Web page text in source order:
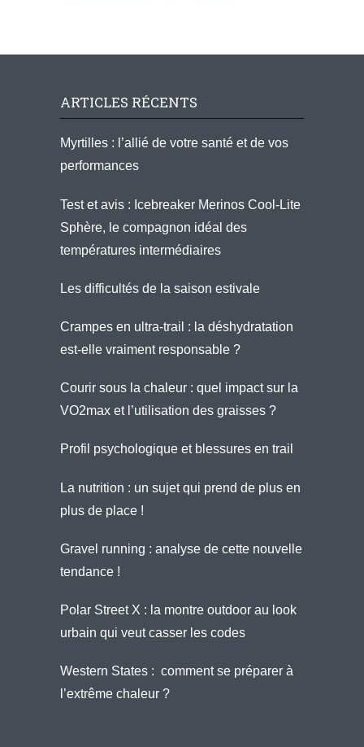
ARTICLES RÉCENTS
Myrtilles : l’allié de votre santé et de vos
performances
Test et avis : Icebreaker Merinos Cool-Lite
Sphère, le compagnon idéal des
températures intermédiaires
Les difficultés de la saison estivale
Crampes en ultra-trail : la déshydratation
est-elle vraiment responsable ?
Courir sous la chaleur : quel impact sur la
VO2max et l’utilisation des graisses ?
Profil psychologique et blessures en trail
La nutrition : un sujet qui prend de plus en
plus de place !
Gravel running : analyse de cette nouvelle
tendance !
Polar Street X : la montre outdoor au look
urbain qui veut casser les codes
Western States : comment se préparer à
l’extrême chaleur ?